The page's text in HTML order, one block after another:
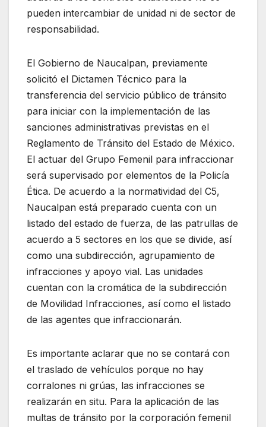
pueden intercambiar de unidad ni de sector de
responsabilidad.
El Gobierno de Naucalpan, previamente
solicitó el Dictamen Técnico para la
transferencia del servicio público de tránsito
para iniciar con la implementación de las
sanciones administrativas previstas en el
Reglamento de Tránsito del Estado de México.
El actuar del Grupo Femenil para infraccionar
será supervisado por elementos de la Policía
Ética. De acuerdo a la normatividad del C5,
Naucalpan está preparado cuenta con un
listado del estado de fuerza, de las patrullas de
acuerdo a 5 sectores en los que se divide, así
como una subdirección, agrupamiento de
infracciones y apoyo vial. Las unidades
cuentan con la cromática de la subdirección
de Movilidad Infracciones, así como el listado
de las agentes que infraccionarán.
Es importante aclarar que no se contará con
el traslado de vehículos porque no hay
corralones ni grúas, las infracciones se
realizarán en situ. Para la aplicación de las
multas de tránsito por la corporación femenil